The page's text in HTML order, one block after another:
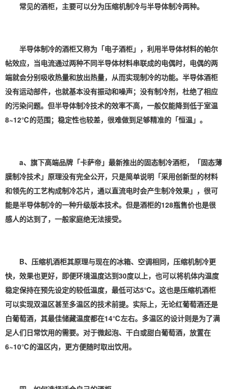
常见的酒柜，主要可以分为压缩机制冷与半导体制冷两种。
半导体制冷的酒柜又称为「电子酒柜」，利用半导体材料的帕尔
帖效应，当电流通过两种不同半导体材料串联成的电偶时，电偶的两
端就会分别吸收热量和放出热量，从而实现制冷的功能。半导体酒柜
没有运动部件，也就基本没有振动和噪声；没有制冷剂，杜绝了相应
的污染问题。但半导体制冷技术的效率不高，一般仅能降到低于室温
8~12℃的范围；稳定性也较差，很难做到足够精准的「恒温」。
a、旗下高端品牌「卡萨帝」最新推出的固态制冷酒柜，「固态薄
膜制冷技术」原理没有完全公开，只是简单说明「采用创新型的材料
和领先的工艺构成制冷芯片，通以直流电时会产生制冷效果」，很可
能是半导体制冷的一种升级版本技术。但是酒柜的128瓶售价也是很
感人的达到了，一般家庭绝无法接受。
B、压缩机酒柜其原理与现在的冰箱、 空调相同，压缩机制冷更
快，效果也更好，即便环境温度达到30度以上，也可以将机体内温度
稳定保持在预先设定的较低温度，最低可达5℃。这也是压缩机酒柜
可以实现双温区甚至多温区的技术前提。实际上，无论红葡萄酒还是
白葡萄酒，其最佳储藏温度都在14℃左右。多温区的设计则是为了满
足人们日常饮用的需要。对于微起泡、干白或甜白葡萄酒，放置在
6~10℃的温区内，更方便随时取出饮用。